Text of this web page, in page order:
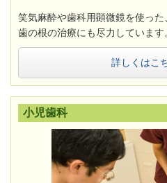
笑気麻酔や歯科用顕微鏡を使った
歯の根の治療にも尽力しています
詳しくはこ
小児歯科